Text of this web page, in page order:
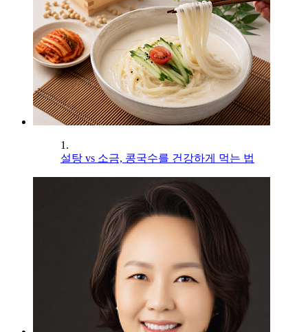
1.
설탕 vs 소금, 콩국수를 건강하게 먹는 법